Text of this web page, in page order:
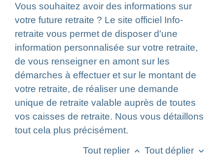
Vous souhaitez avoir des informations sur
votre future retraite ? Le site officiel Info-
retraite vous permet de disposer d'une
information personnalisée sur votre retraite,
de vous renseigner en amont sur les
démarches à effectuer et sur le montant de
votre retraite, de réaliser une demande
unique de retraite valable auprès de toutes
vos caisses de retraite. Nous vous détaillons
tout cela plus précisément.
Tout replier keyboard_arrow_up Tout déplier keyboard_arrow_down